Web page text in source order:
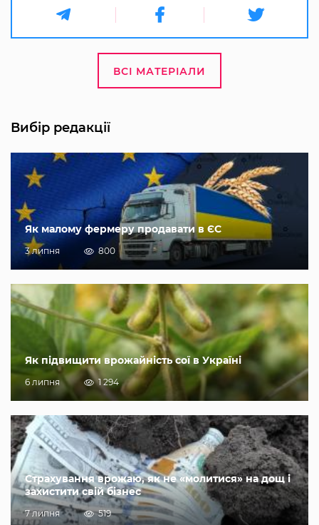
ВСІ МАТЕРІАЛИ
Вибір редакції
Як малому фермеру продавати в ЄС
3 липня 800
Як підвищити врожайність сої в Україні
6 липня 1 294
Страхування врожаю, як не «молитися» на дощ і
захистити свій бізнес
7 липня 519